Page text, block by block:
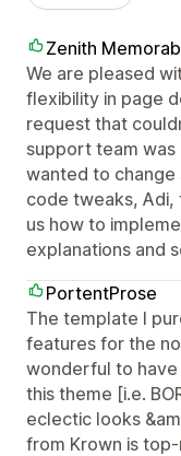
Zenith
We are pleased
flexibility in page
request that
support team was
wanted to change
code tweaks,
us how to
explanations and
PortentProse
The template I
features for the
wonderful to
this theme [i.e.
eclectic looks
from Krown is